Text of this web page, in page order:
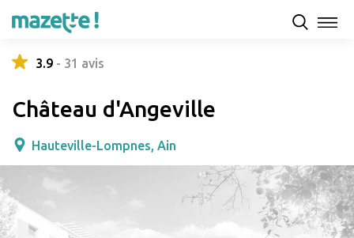
3.9 - 31 avis
Château d'Angeville
Hauteville-Lompnes, Ain